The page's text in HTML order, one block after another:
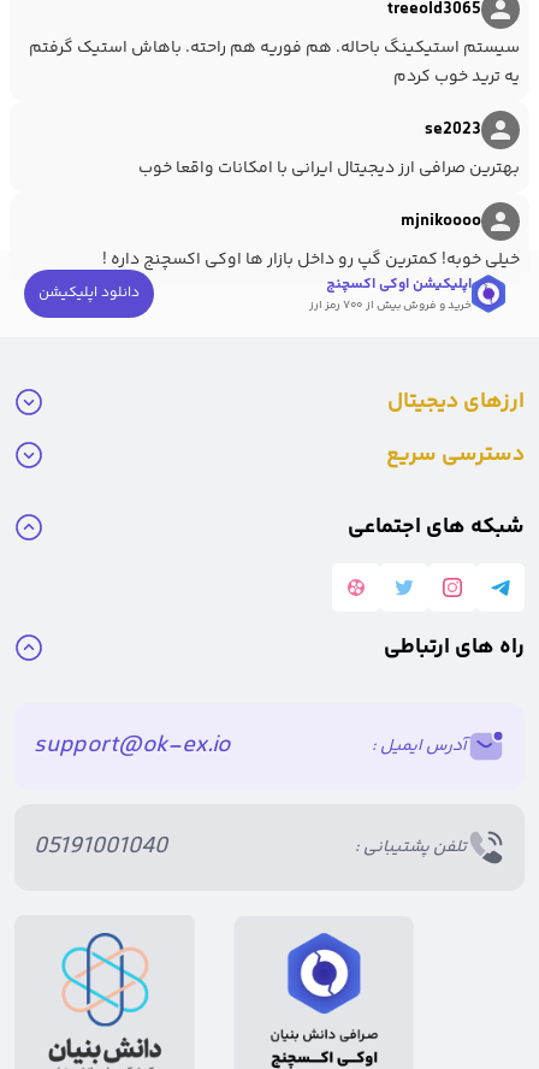
است که با توجه به
تومان می باشد.
فروش پای نتورک
چنانچه جزو استخراج کنندگان
هستید، می توانید توکن
های خود را اکنون نقد کنید.
با مراجعه به یک صرافی امن و معتبر می توانید برای
اقدام
با توجه به اینکه
در صرافی های دیجیتال لیست شده، امکان
صرافی ارز دیجیتال اوکی اکسچنج برای
یکی از صرافی های
معتبر ایرانی است که با کمترین کارمزد فروش، امکان انجام معامله را برای
treeold3065
سیستم استیکینگ باحاله. هم فوریه هم راحته. باهاش استیک گرفتم
یه ترید خوب کردم
se2023
بهترین صرافی ارز دیجیتال ایرانی با امکانات واقعا خوب
mjnikoooo
خیلی خوبه! کمترین گپ رو داخل بازار ها اوکی اکسچنج داره !
اپلیکیشن اوکی اکسچنج
خرید و فروش بیش از ۷۰۰ رمز ارز
دانلود اپلیکیشن
ارزهای دیجیتال
دسترسی سریع
شبکه های اجتماعی
راه های ارتباطی
آدرس ایمیل : support@ok-ex.io
تلفن پشتیبانی : 05191001040